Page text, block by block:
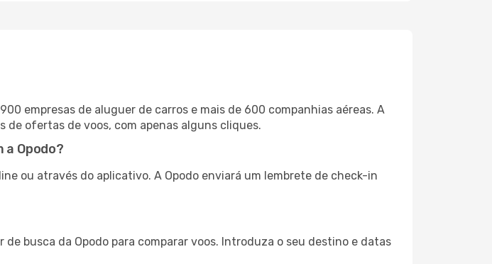
empresas de aluguer de carros e mais de 600 companhias aéreas. A
ofertas de voos, com apenas alguns cliques.
a Opodo?
ou através do aplicativo. A Opodo enviará um lembrete de check-in
busca da Opodo para comparar voos. Introduza o seu destino e datas